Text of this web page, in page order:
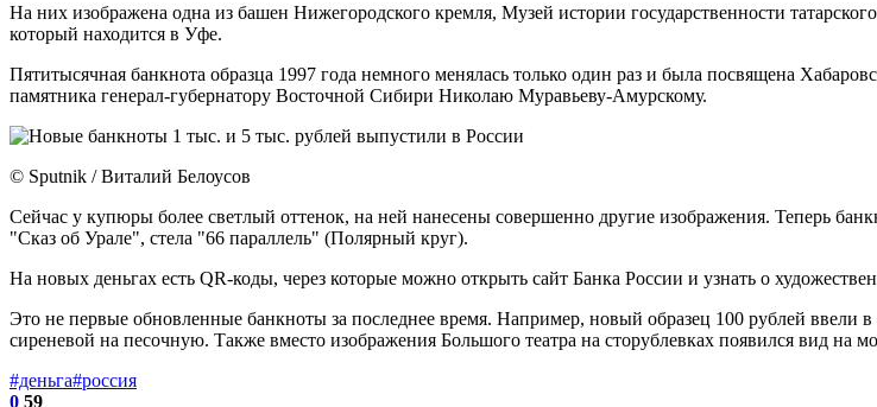
На них изображена одна из башен Нижегородского кремля, Музей истории государственности
который находится в Уфе.
Пятитысячная банкнота образца 1997 года немного менялась только один раз и была посвящена
памятника генерал-губернатору Восточной Сибири Николаю Муравьеву-Амурскому.
© Sputnik / Виталий Белоусов
Сейчас у купюры более светлый оттенок, на ней нанесены совершенно другие изображения. Теперь
"Сказ об Урале", стела "66 параллель" (Полярный круг).
На новых деньгах есть QR-коды, через которые можно открыть сайт Банка России и узнать о
Это не первые обновленные банкноты за последнее время. Например, новый образец 100 рублей ввели
сиреневой на песочную. Также вместо изображения Большого театра на сторублевках появился вид на
#деньга#россия
0 59